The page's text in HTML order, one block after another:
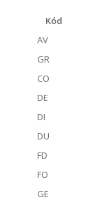
Kód
AV
GR
CO
DE
DI
DU
FD
FO
GE